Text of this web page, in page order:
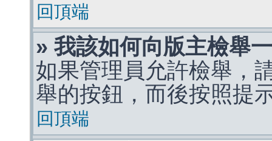
回頂端
» 我該如何向版主檢舉
如果管理員允許檢舉，
舉的按鈕，而後按照提
回頂端